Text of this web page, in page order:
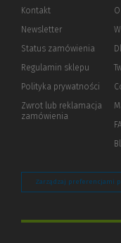
Kontakt
Newsletter
Status zamówienia
Regulamin sklepu
Polityka prywatności (Link
innej
Zwrot lub reklamacja
zamówienia
Zarządzaj preferencjami